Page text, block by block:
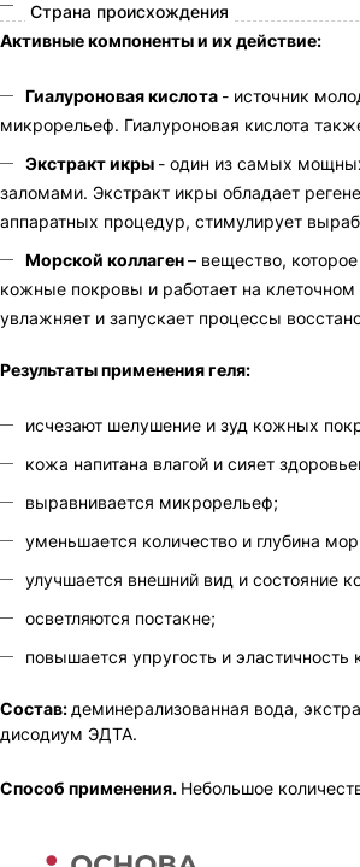
Страна происхождения
Активные компоненты и их действие:
Гиалуроновая кислота - источник
микрорельеф. Гиалуроновая кислота
Экстракт икры - один из самых
заломами. Экстракт икры обладает
аппаратных процедур, стимулирует
Морской коллаген– вещество,
кожные покровы и работает на
увлажняет и запускает процессы
Результаты применения геля:
исчезают шелушение и зуд кожных
кожа напитана влагой и сияет
выравнивается микрорельеф;
уменьшается количество и глубина
улучшается внешний вид и состояние
осветляются постакне;
повышается упругость и эластичность
Состав: деминерализованная вода,
дисодиум ЭДТА.
Способ применения. Небольшое